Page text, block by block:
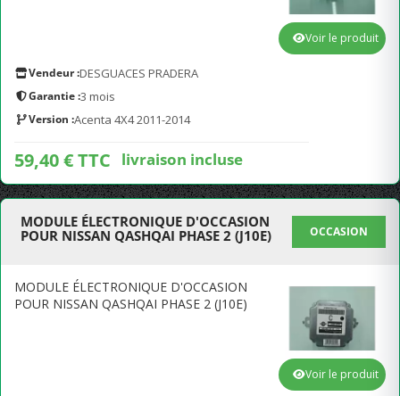
Vendeur :DESGUACES PRADERA
Garantie :3 mois
Version :Acenta 4X4 2011-2014
59,40 € TTC livraison incluse
Voir le produit
MODULE ÉLECTRONIQUE D'OCCASION
POUR NISSAN QASHQAI PHASE 2 (J10E)
OCCASION
MODULE ÉLECTRONIQUE D'OCCASION
POUR NISSAN QASHQAI PHASE 2 (J10E)
Voir le produit